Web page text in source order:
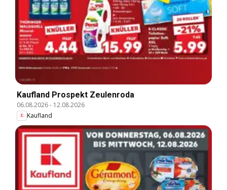
Kaufland Prospekt Zeulenroda
06.08.2026- 12.08.2026
Kaufland